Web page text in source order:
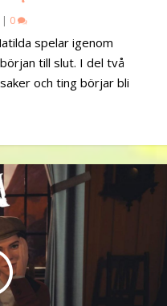
| 0
spelar igenom
till slut. I del två
och ting börjar bli